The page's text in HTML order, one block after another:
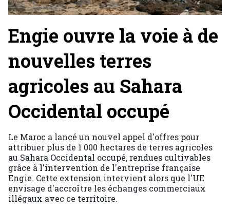
Engie ouvre la voie à de
nouvelles terres
agricoles au Sahara
Occidental occupé
Le Maroc a lancé un nouvel appel d'offres pour
attribuer plus de 1 000 hectares de terres agricoles
au Sahara Occidental occupé, rendues cultivables
grâce à l'intervention de l'entreprise française
Engie. Cette extension intervient alors que l'UE
envisage d'accroître les échanges commerciaux
illégaux avec ce territoire.